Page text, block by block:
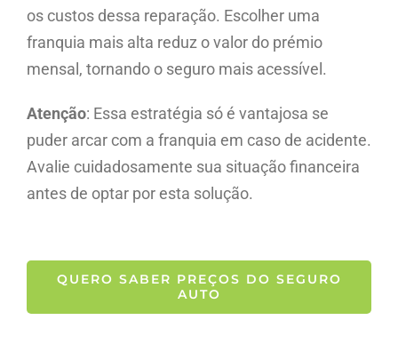
os custos dessa reparação. Escolher uma
franquia mais alta reduz o valor do prémio
mensal, tornando o seguro mais acessível.
Atenção: Essa estratégia só é vantajosa se
puder arcar com a franquia em caso de acidente.
Avalie cuidadosamente sua situação financeira
antes de optar por esta solução.
QUERO SABER PREÇOS DO SEGURO
AUTO